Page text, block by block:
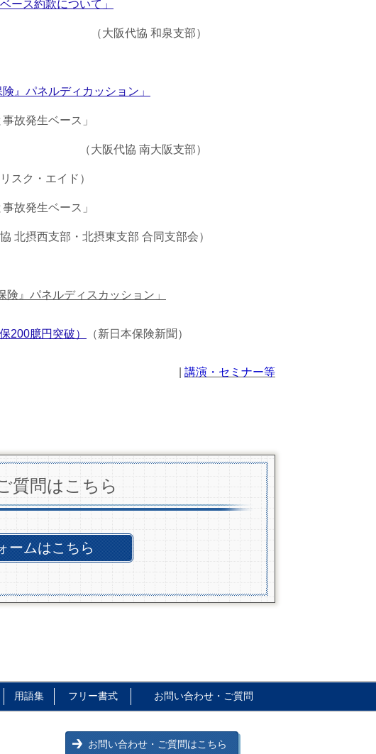
ース約款について」
泉支部）
』パネルディカッション」
故発生ベース」
阪支部）
リスク・エイド）
故発生ベース」
東支部 合同支部会）
険』パネルディスカッション」
200臆円突破） （新日本保険新聞）
講演・セミナー等
質問はこちら
ームはこちら
用語集 フリー書式 お問い合わせ・ご質問
お問い合わせ・ご質問はこちら